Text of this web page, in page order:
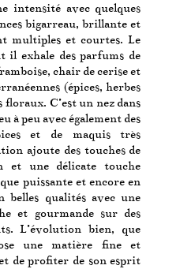
intensité avec quelques
bigarreau, brillante et
multiples et courtes. Le
il exhale des parfums de
chair de cerise et
(épices, herbes
C’est un nez dans
à peu avec également des
et de maquis très
ajoute des touches de
et une délicate touche
puissante et encore en
belles qualités avec une
et gourmande sur des
L’évolution bien, que
une matière fine et
de profiter de son esprit